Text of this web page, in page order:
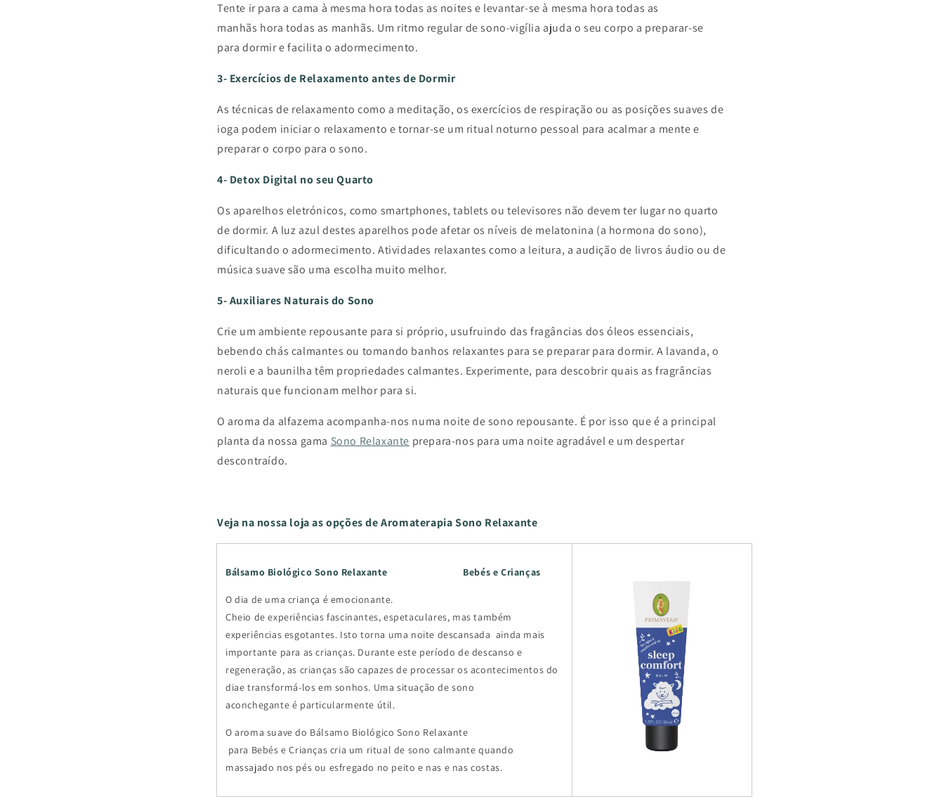
Tente ir para a cama à mesma hora todas as noites e levantar-se à mesma hora todas as
manhãs hora todas as manhãs. Um ritmo regular de sono-vigília ajuda o seu corpo a preparar-se
para dormir e facilita o adormecimento.
3- Exercícios de Relaxamento antes de Dormir
As técnicas de relaxamento como a meditação, os exercícios de respiração ou as posições suaves de
ioga podem iniciar o relaxamento e tornar-se um ritual noturno pessoal para acalmar a mente e
preparar o corpo para o sono.
4- Detox Digital no seu Quarto
Os aparelhos eletrónicos, como smartphones, tablets ou televisores não devem ter lugar no quarto
de dormir. A luz azul destes aparelhos pode afetar os níveis de melatonina (a hormona do sono),
dificultando o adormecimento. Atividades relaxantes como a leitura, a audição de livros áudio ou de
música suave são uma escolha muito melhor.
5- Auxiliares Naturais do Sono
Crie um ambiente repousante para si próprio, usufruindo das fragâncias dos óleos essenciais,
bebendo chás calmantes ou tomando banhos relaxantes para se preparar para dormir. A lavanda, o
neroli e a baunilha têm propriedades calmantes. Experimente, para descobrir quais as fragrâncias
naturais que funcionam melhor para si.
O aroma da alfazema acompanha-nos numa noite de sono repousante. É por isso que é a principal
planta da nossa gama Sono Relaxante prepara-nos para uma noite agradável e um despertar
descontraído.
Veja na nossa loja as opções de Aromaterapia Sono Relaxante
Bálsamo Biológico Sono Relaxante Bebés e Crianças
O dia de uma criança é emocionante.
Cheio de experiências fascinantes, espetaculares, mas também
experiências esgotantes. Isto torna uma noite descansada ainda mais
importante para as crianças. Durante este período de descanso e
regeneração, as crianças são capazes de processar os acontecimentos do
diae transformá-los em sonhos. Uma situação de sono
aconchegante é particularmente útil.
O aroma suave do Bálsamo Biológico Sono Relaxante
para Bebés e Crianças cria um ritual de sono calmante quando
massajado nos pés ou esfregado no peito e nas e nas costas.